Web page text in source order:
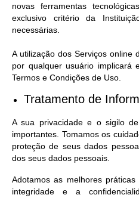
novas ferramentas
exclusivo critério da
necessárias.
A utilização dos Serviços online
por qualquer usuário implicará
Termos e Condições de Uso.
Tratamento de
A sua privacidade e o sigilo
importantes. Tomamos os
proteção de seus dados
dos seus dados pessoais.
Adotamos as melhores
integridade e a